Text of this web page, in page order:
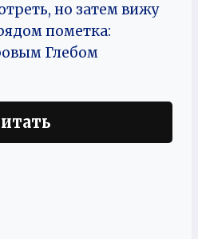
но затем вижу
пометка:
Глебом